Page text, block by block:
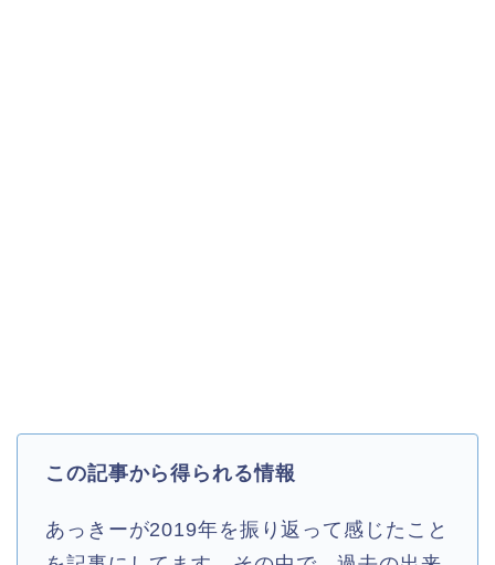
この記事から得られる情報
あっきーが2019年を振り返って感じたこと